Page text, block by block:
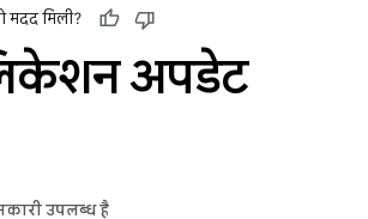
मदद मिली?
अपडेट
उपलब्ध है